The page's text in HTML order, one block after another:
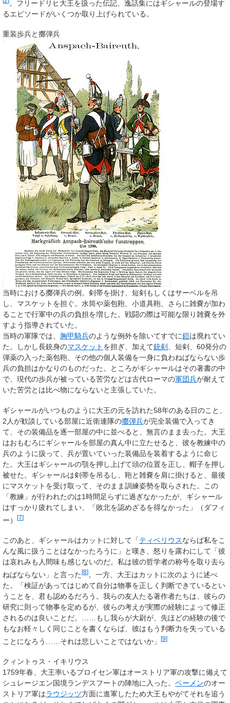
。フリードリヒ大王を扱った伝記、逸話集にはギシャールの登場す
るエピソードがいくつか取り上げられている。
重装歩兵と擲弾兵
当時における擲弾兵の例。剣帯を掛け、短剣もしくはサーベルを吊
し、マスケットを担ぐ。水筒や薬包鞄、小道具鞄、さらに雑嚢が加わ
ることで行軍中の兵の負担を増した。戦闘の際は可能な限り雑嚢を外
すよう指導されていた。
当時の軍隊では、 胸甲騎兵のような例外を除いてすでに鎧は廃れてい
た。しかし長銃身のマスケット を担ぎ、加えて銃剣
、短剣、60発分の
弾薬の入った薬包鞄、その他の個人装備を一身に負わねばならない歩
兵の負担はかなりのものだった。ところがギシャールはその著書の中
で、現代の歩兵が被っている苦労などは古代ローマの軍団兵が耐えて
いた苦労とは比べ物にならないと主張していた。
ギシャールがいつものように大王の元を訪れた58年のある日のこと、
2人が歓談している部屋に近衛連隊の擲弾兵が完全装備で入ってき
て、その装備品を逐一部屋の中に並べると、無言のまま去った。大王
はおもむろにギシャールを部屋の真ん中に立たせると、彼を教練中の
兵のように扱って、兵が置いていった装備品を装着するように命じ
た。大王はギシャールの顎を押し上げて頭の位置を正し、帽子を押し
被せた。ギシャールは剣帯を吊るし、鞄と雑嚢を肩に掛けると、最後
にマスケットを受け取って、そのまま訓練姿勢を取らされた。この
「教練」が行われたのは1時間足らずに過ぎなかったが、ギシャール
はすっかり疲れてしまい、「敗北を認めざるを得なかった」（ダフィ
ー）
[7]
このあと、ギシャールはカットに対して「ティベリウスならば私をこ
んな風に扱うことはなかったろうに」と嘆き、怒りを露わにして「彼
は哀れみも人間味も感じないのだ。私は彼の哲学者の称号を取り去ら
ねばならない」と言った[8]。一方、大王はカットに次のように述べ
た。「検証があってはじめて自分は物事を正しく判断できているとい
うことを、君も認めるだろう。我らの友人たる著作者たちは、彼らの
研究に則って物事を定めるが、彼らの考えが実際の経験によって修正
されるのは良いことだ。……もし我らが大尉が、先ほどの経験の後で
もなお軽々しく同じことを書くならば、彼はもう判断力を失っている
ことになろう……それは悲しいことではないか」
[9]
クィントゥス・イキリウス
1759年春、大王率いるプロイセン軍はオーストリア軍の攻撃に備えて
シュレージエン国境ランデスフートの陣地に入った。 ベーメンのオー
ストリア軍はラウジッツ方面に進軍したため大王もやがてそれを追う